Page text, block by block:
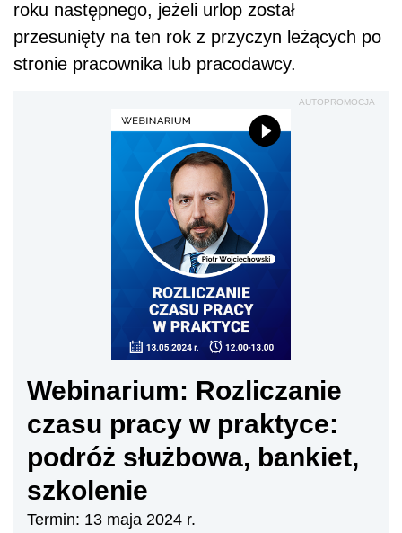
roku następnego, jeżeli urlop został
przesunięty na ten rok z przyczyn leżących po
stronie pracownika lub pracodawcy.
AUTOPROMOCJA
Webinarium: Rozliczanie
czasu pracy w praktyce:
podróż służbowa, bankiet,
szkolenie
Termin: 13 maja 2024 r.